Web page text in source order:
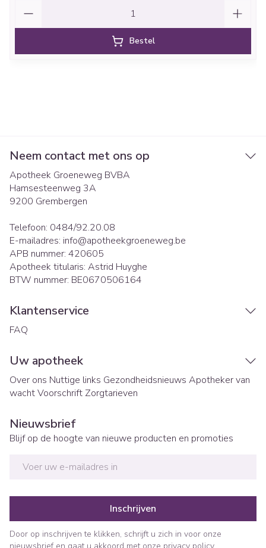
Bestel
Neem contact met ons op
Apotheek Groeneweg BVBA
Hamsesteenweg 3A
9200 Grembergen
Telefoon: 0484/92.20.08
E-mailadres: info@apotheekgroeneweg.be
APB nummer: 420605
Apotheek titularis: Astrid Huyghe
BTW nummer: BE0670506164
Klantenservice
FAQ
Uw apotheek
Over ons Nuttige links Gezondheidsnieuws Apotheker van
wachtVoorschrift Zorgtarieven
Nieuwsbrief
Blijf op de hoogte van nieuwe producten en promoties
Inschrijven
Door op inschrijven te klikken, schrijft u zich in voor onze